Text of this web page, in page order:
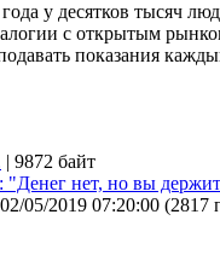
у десятков тысяч
с открытым
показания
| 9872 байт
нет, но вы
05/2019 07:20:00 (2817